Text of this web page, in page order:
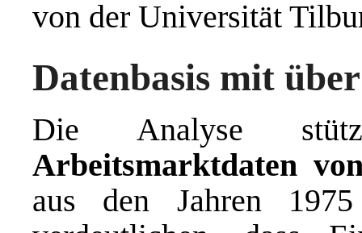
von der Universität
Datenbasis mit
Die Analyse
Arbeitsmarktdaten
aus den Jahren